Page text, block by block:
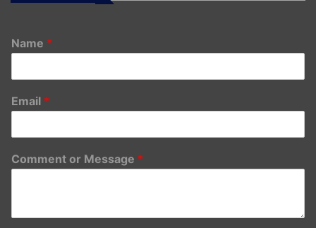
Name *
Email *
Comment or Message *